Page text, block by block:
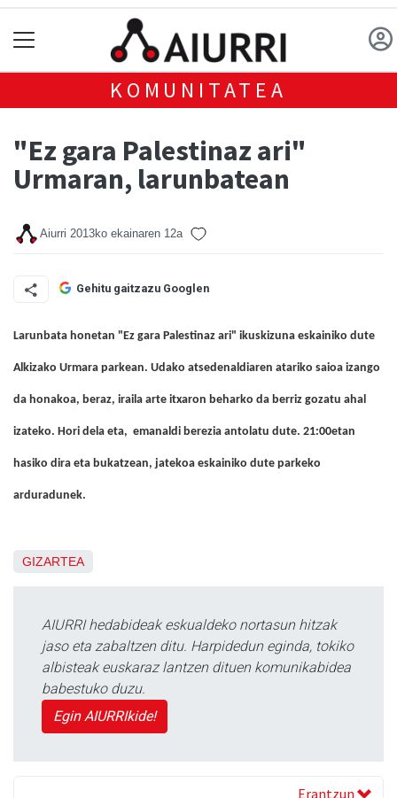
KOMUNITATEA
"Ez gara Palestinaz ari"
Urmaran, larunbatean
Aiurri 2013ko ekainaren 12a
Gehitu gaitzazu Googlen
Larunbata honetan "Ez gara Palestinaz ari" ikuskizuna eskainiko dute
Alkizako Urmara parkean. Udako atsedenaldiaren atariko saioa izango
da honakoa, beraz, iraila arte itxaron beharko da berriz gozatu ahal
izateko. Hori dela eta, emanaldi berezia antolatu dute. 21:00etan
hasiko dira eta bukatzean, jatekoa eskainiko dute parkeko
arduradunek.
GIZARTEA
AIURRI hedabideak eskualdeko nortasun hitzak
jaso eta zabaltzen ditu. Harpidedun eginda, tokiko
albisteak euskaraz lantzen dituen komunikabidea
babestuko duzu.
Egin AIURRIkide!
Erantzun